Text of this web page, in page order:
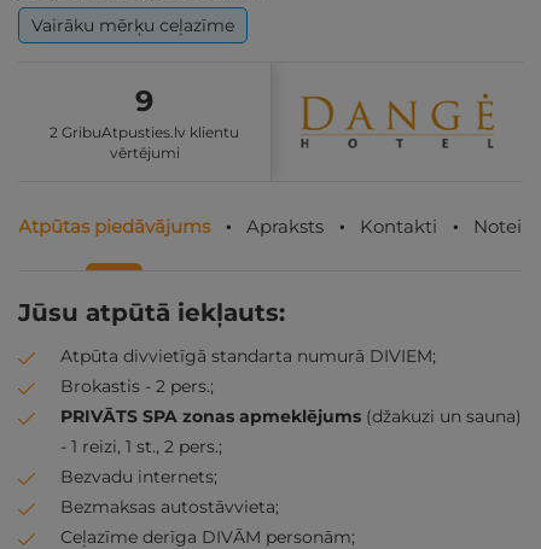
Vairāku mērķu ceļazīme
9
2 GribuAtpusties.lv klientu
vērtējumi
Atpūtas piedāvājums Apraksts Kontakti
Jūsu atpūtā iekļauts:
Atpūta divvietīgā standarta numurā DIVIEM;
Brokastis - 2 pers.;
PRIVĀTS SPA zonas apmeklējums (džakuzi un sauna)
- 1 reizi, 1 st., 2 pers.;
Bezvadu internets;
Bezmaksas autostāvvieta;
Ceļazīme derīga DIVĀM personām;